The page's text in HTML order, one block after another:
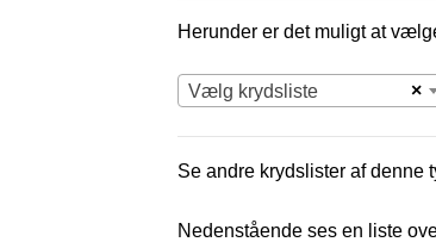
Herunder er det muligt at
×
Vælg krydsliste
Se andre krydslister af denne
Nedenstående ses en liste